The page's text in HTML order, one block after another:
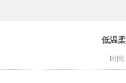
低温
时间